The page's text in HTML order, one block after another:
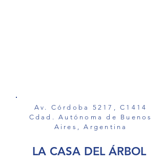
Av. Córdoba 5217, C1414
Cdad. Autónoma de Buenos
Aires, Argentina
LA CASA DEL ÁRBOL